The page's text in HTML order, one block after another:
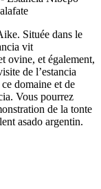
Située dans le
vit
ovine, et également,
de l’estancia
domaine et de
Vous pourrez
de la tonte
asado argentin.